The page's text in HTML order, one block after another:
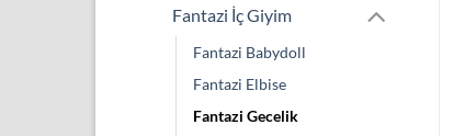
Fantazi İç Giyim
Fantazi Babydoll
Fantazi Elbise
Fantazi Gecelik